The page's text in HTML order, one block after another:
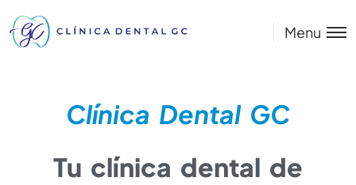
Menu
Clínica Dental GC
Tu clínica dental de